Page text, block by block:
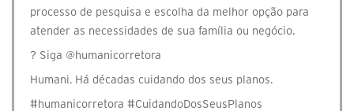
processo de pesquisa e escolha da melhor opção para
atender as necessidades de sua família ou negócio.
? Siga @humanicorretora
Humani. Há décadas cuidando dos seus planos.
#humanicorretora #CuidandoDosSeusPlanos